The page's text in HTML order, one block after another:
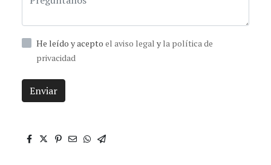
He leído y acepto el aviso legal y la política de
privacidad
Enviar